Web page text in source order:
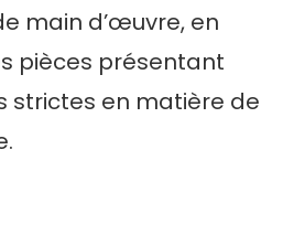
main d’œuvre, en
pièces présentant
strictes en matière de